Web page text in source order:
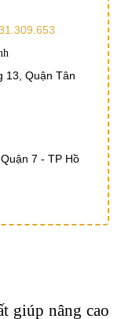
13, Quận Tân
7 - TP Hồ
giúp nâng cao